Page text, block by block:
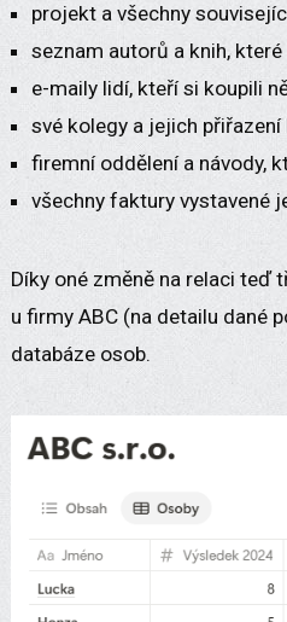
projekt a všechny
seznam autorů a knih, které
e-maily lidí, kteří si koupili
své kolegy a jejich
firemní oddělení a návody,
všechny faktury vystavené
Díky oné změně na relaci teď
u firmy ABC (na detailu dané
databáze osob.